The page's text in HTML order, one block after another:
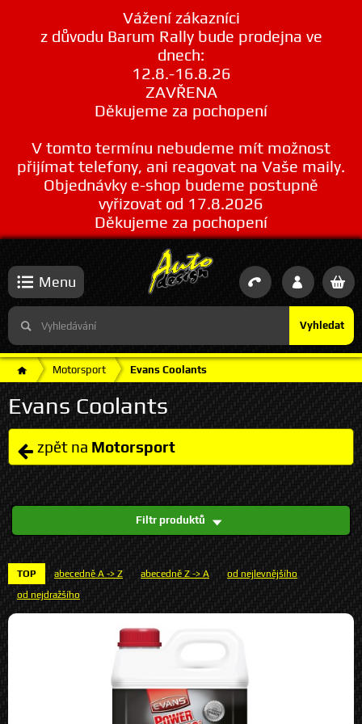
Vážení zákazníci
z důvodu Barum Rally bude prodejna ve
dnech:
12.8.-16.8.26
ZAVŘENA
Děkujeme za pochopení
V tomto termínu nebudeme mít možnost
přijímat telefony, ani reagovat na Vaše maily.
Objednávky e-shop budeme postupně
vyřizovat od 17.8.2026
Děkujeme za pochopení
Vyhledat
Menu
Motorsport Evans Coolants
Evans Coolants
zpět na Motorsport
Filtr produktů
TOP abecedně A -> Z abecedně Z -> A
od nejlevnějšího
od nejdražšího